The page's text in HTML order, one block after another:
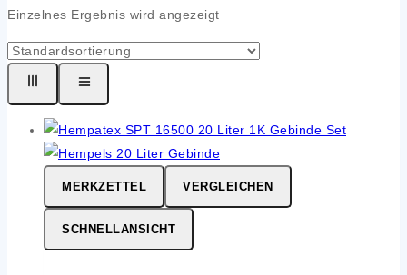
Einzelnes Ergebnis wird angezeigt
MERKZETTEL VERGLEICHEN
SCHNELLANSICHT